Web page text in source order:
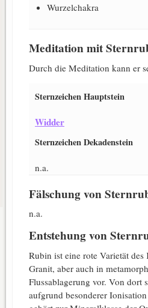
Wurzelchakra
Meditation mit
Durch die Meditation kann er
Sternzeichen Hauptstein
Widder
Sternzeichen Dekadenstein
n.a.
Fälschung von
n.a.
Entstehung von
Rubin ist eine rote Varietät
Granit, aber auch in
Flussablagerung vor. Von dort
aufgrund besonderer